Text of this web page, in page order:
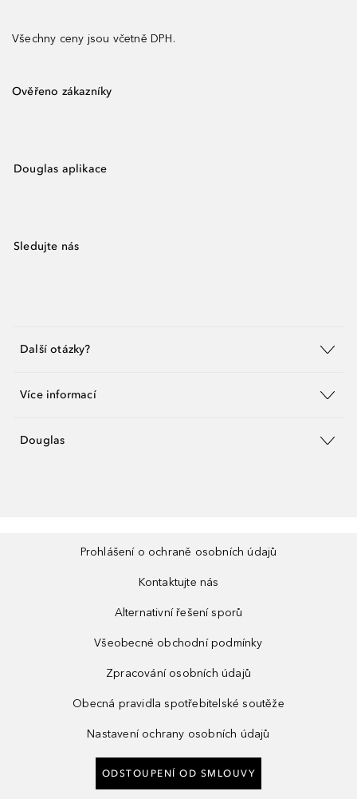
Všechny ceny jsou včetně DPH.
Ověřeno zákazníky
Douglas aplikace
Sledujte nás
Další otázky?
Více informací
Douglas
Prohlášení o ochraně osobních údajů
Kontaktujte nás
Alternativní řešení sporů
Všeobecné obchodní podmínky
Zpracování osobních údajů
Obecná pravidla spotřebitelské soutěže
Nastavení ochrany osobních údajů
ODSTOUPENÍ OD SMLOUVY